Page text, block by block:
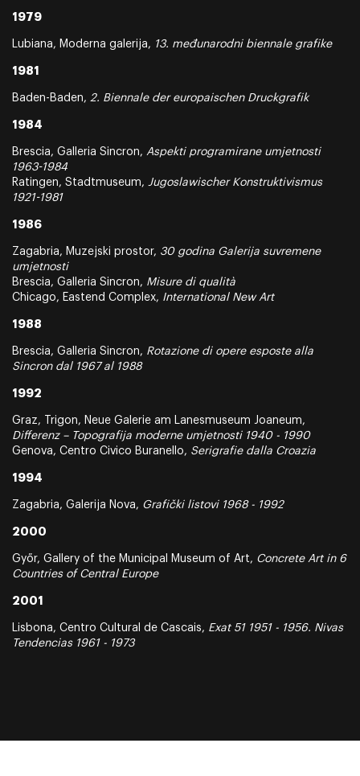
1979
Lubiana, Moderna galerija, 13. međunarodni biennale grafike
1981
Baden-Baden, 2. Biennale der europaischen Druckgrafik
1984
Brescia, Galleria Sincron, Aspekti programirane umjetnosti
1963-1984
Ratingen, Stadtmuseum, Jugoslawischer Konstruktivismus
1921-1981
1986
Zagabria, Muzejski prostor, 30 godina Galerija suvremene
umjetnosti
Brescia, Galleria Sincron, Misure di qualità
Chicago, Eastend Complex, International New Art
1988
Brescia, Galleria Sincron, Rotazione di opere esposte alla
Sincron dal 1967 al 1988
1992
Graz, Trigon, Neue Galerie am Lanesmuseum Joaneum,
Differenz – Topografija moderne umjetnosti 1940 - 1990
Genova, Centro Civico Buranello, Serigrafie dalla Croazia
1994
Zagabria, Galerija Nova, Grafički listovi 1968 - 1992
2000
Győr, Gallery of the Municipal Museum of Art, Concrete Art in 6
Countries of Central Europe
2001
Lisbona, Centro Cultural de Cascais, Exat 51 1951 - 1956. Nivas
Tendencias 1961 - 1973